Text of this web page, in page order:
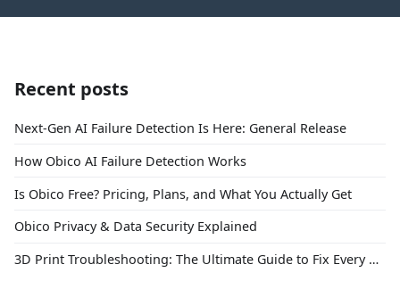
Recent posts
Next-Gen AI Failure Detection Is Here: General Release
How Obico AI Failure Detection Works
Is Obico Free? Pricing, Plans, and What You Actually Get
Obico Privacy & Data Security Explained
3D Print Troubleshooting: The Ultimate Guide to Fix Every Common Problem [2026]